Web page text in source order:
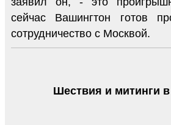
сейчас Вашингтон готов
сотрудничество с Москвой.
Шествия и митинги